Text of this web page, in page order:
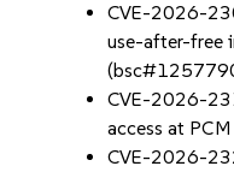
CVE-2026-
use-after-free
CVE-2026-
access at
CVE-2026-